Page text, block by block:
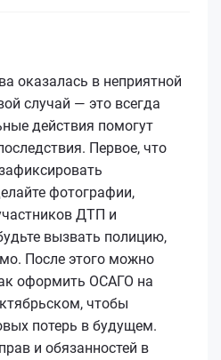
оказалась в неприятной
случай — это всегда
действия помогут
Первое, что
фотографии,
ДТП и
вызвать полицию,
После этого можно
оформить ОСАГО на
чтобы
потерь в будущем.
и обязанностей в